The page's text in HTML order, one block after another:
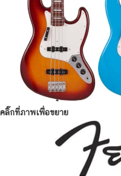
คลิ๊กที่ภาพเพื่อขยาย